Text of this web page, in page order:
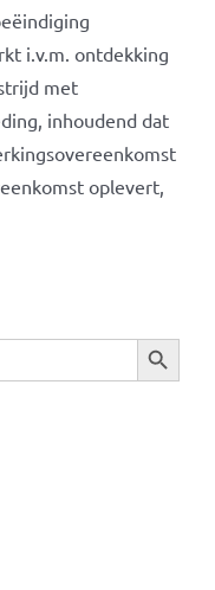
i.v.m. ontdekking
met
inhoudend dat
oplevert,
Zoekknop